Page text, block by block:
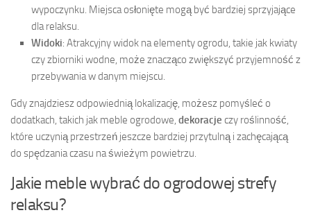
wypoczynku. Miejsca osłonięte mogą być bardziej sprzyjające
dla relaksu.
Widoki: Atrakcyjny widok na elementy ogrodu, takie jak kwiaty
czy zbiorniki wodne, może znacząco zwiększyć przyjemność z
przebywania w danym miejscu.
Gdy znajdziesz odpowiednią lokalizację, możesz pomyśleć o
dodatkach, takich jak meble ogrodowe, dekoracje czy roślinność,
które uczynią przestrzeń jeszcze bardziej przytulną i zachęcającą
do spędzania czasu na świeżym powietrzu.
Jakie meble wybrać do ogrodowej strefy
relaksu?